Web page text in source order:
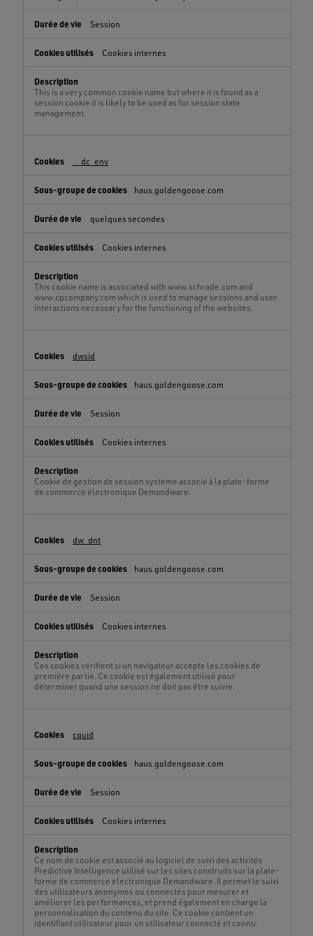
Session
Cookies internes
This is a very common cookie name but where it is found as a
session cookie it is likely to be used as for session state
management.
__dc_env
haus.goldengoose.com
quelques secondes
Cookies internes
This cookie name is associated with www.schrade.com and
www.cpcompany.com which is used to manage sessions and user
interactions necessary for the functioning of the websites.
dwsid
haus.goldengoose.com
Session
Cookies internes
Cookie de gestion de session système associé à la plate-forme
de commerce électronique Demandware.
dw_dnt
haus.goldengoose.com
Session
Cookies internes
Ces cookies vérifient si un navigateur accepte les cookies de
première partie. Ce cookie est également utilisé pour
déterminer quand une session ne doit pas être suivie.
cquid
haus.goldengoose.com
Session
Cookies internes
Ce nom de cookie est associé au logiciel de suivi des activités
Predictive Intelligence utilisé sur les sites construits sur la plate-
forme de commerce électronique Demandware. Il permet le suivi
des utilisateurs anonymes ou connectés pour mesurer et
améliorer les performances, et prend également en charge la
personnalisation du contenu du site. Ce cookie contient un
identifiant utilisateur pour un utilisateur connecté et connu.